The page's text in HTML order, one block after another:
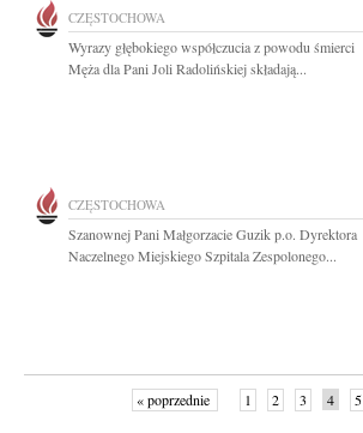
CZĘSTOCHOWA
Wyrazy głębokiego współczucia z powodu śmierci
Męża dla Pani Joli Radolińskiej składają...
CZĘSTOCHOWA
Szanownej Pani Małgorzacie Guzik p.o. Dyrektora
Naczelnego Miejskiego Szpitala Zespolonego...
« poprzednie 1 2 3 4 5